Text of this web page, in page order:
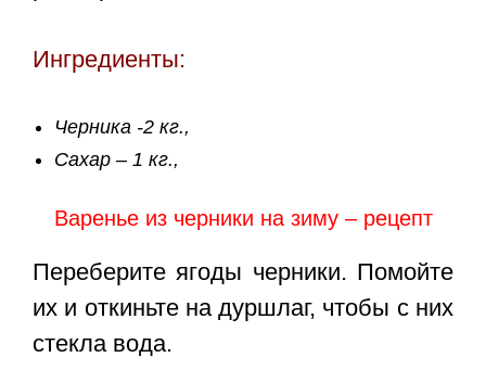
Ингредиенты:
Черника -2 кг.,
Сахар – 1 кг.,
Варенье из черники на зиму – рецепт
Переберите ягоды черники. Помойте
их и откиньте на дуршлаг, чтобы с них
стекла вода.